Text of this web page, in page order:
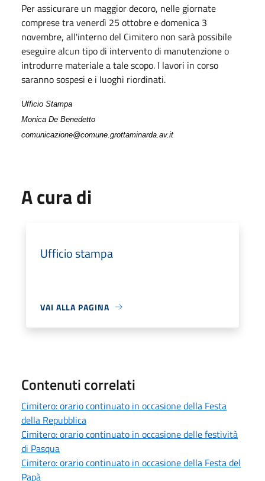
Per assicurare un maggior decoro, nelle giornate
comprese tra venerdì 25 ottobre e domenica 3
novembre, all'interno del Cimitero non sarà possibile
eseguire alcun tipo di intervento di manutenzione o
introdurre materiale a tale scopo. I lavori in corso
saranno sospesi e i luoghi riordinati.
Ufficio Stampa
Monica De Benedetto
comunicazione@comune.grottaminarda.av.it
A cura di
Ufficio stampa
VAI ALLA PAGINA
Contenuti correlati
Cimitero: orario continuato in occasione della Festa
della Repubblica
Cimitero: orario continuato in occasione delle festività
di Pasqua
Cimitero: orario continuato in occasione della Festa del
Papà